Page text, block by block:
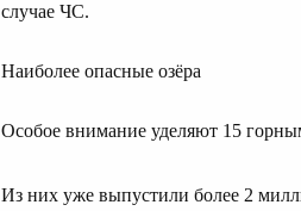
случае ЧС.
Наиболее опасные озёра
Особое внимание уделяют 15
Из них уже выпустили более 2